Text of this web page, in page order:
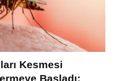
Kesmesi
Başladı: